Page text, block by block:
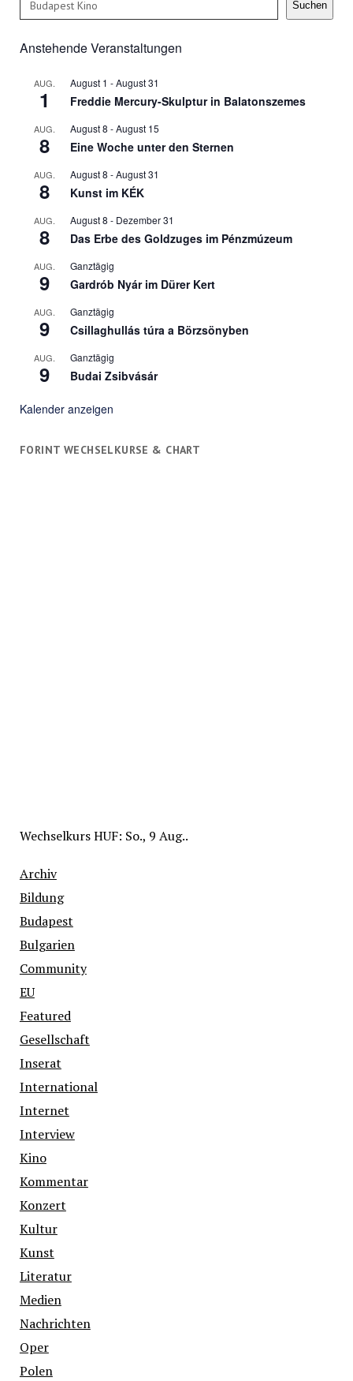
Suchen
Anstehende Veranstaltungen
AUG.
1
August 1 -August 31
Freddie Mercury-Skulptur in Balatonszemes
AUG.
8
August 8 -August 15
Eine Woche unter den Sternen
AUG.
8
August 8 -August 31
Kunst im KÉK
AUG.
8
August 8 - Dezember 31
Das Erbe des Goldzuges im Pénzmúzeum
AUG.
9
Ganztägig
Gardrób Nyár im Dürer Kert
AUG.
9
Ganztägig
Csillaghullás túra a Börzsönyben
AUG.
9
Ganztägig
Budai Zsibvásár
Kalender anzeigen
FORINT WECHSELKURSE & CHART
WechselkursHUF: So., 9 Aug..
Archiv
Bildung
Budapest
Bulgarien
Community
EU
Featured
Gesellschaft
Inserat
International
Internet
Interview
Kino
Kommentar
Konzert
Kultur
Kunst
Literatur
Medien
Nachrichten
Oper
Polen